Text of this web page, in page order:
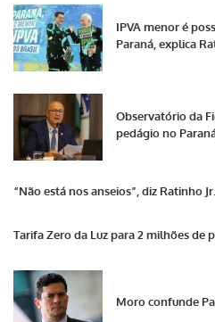
IPVA menor é
Paraná, explica
Observatório da
pedágio no
“Não está nos anseios”, diz Ratinho
Tarifa Zero da Luz para 2 milhões de
Moro confunde